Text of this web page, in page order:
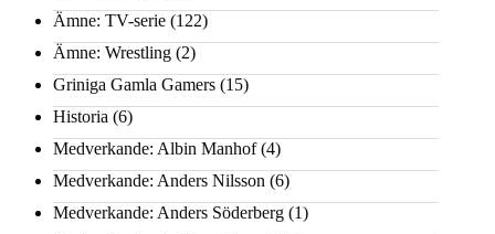
Ämne: TV-serie (122)
Ämne: Wrestling (2)
Griniga Gamla Gamers (15)
Historia (6)
Medverkande: Albin Manhof(4)
Medverkande: Anders Nilsson (6)
Medverkande: Anders Söderberg (1)